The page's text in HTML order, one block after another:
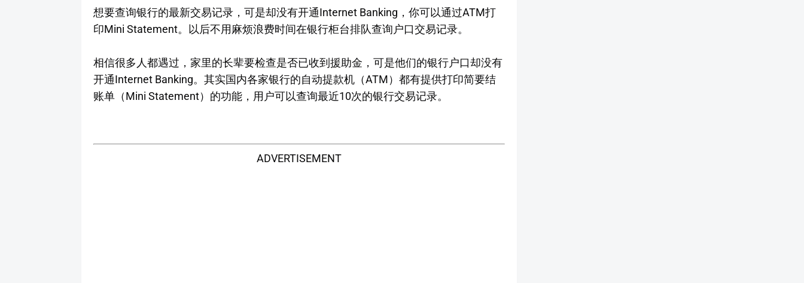
想要查询银行的最新交易记录，可是却没有开通Internet Banking，你可以通过ATM打
印Mini Statement。以后不用麻烦浪费时间在银行柜台排队查询户口交易记录。
相信很多人都遇过，家里的长辈要检查是否已收到援助金，可是他们的银行户口却没有
开通Internet Banking。其实国内各家银行的自动提款机（ATM）都有提供打印简要结
账单（Mini Statement）的功能，用户可以查询最近10次的银行交易记录。
ADVERTISEMENT